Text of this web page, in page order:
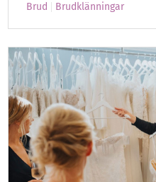
Brud Brudklänningar